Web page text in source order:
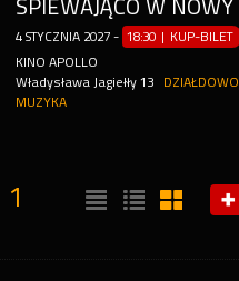
4 STYCZNIA 2027 - 18:30 | KUP-BILET
KINO APOLLO
Władysława Jagiełły 13
DZIAŁDOWO
MUZYKA
1